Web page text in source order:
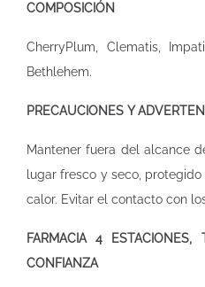
COMPOSICIÓN
CherryPlum, Clematis,
Bethlehem.
PRECAUCIONES Y
Mantener fuera del alcance
lugar fresco y seco,
calor. Evitar el contacto con
FARMACIA 4
CONFIANZA